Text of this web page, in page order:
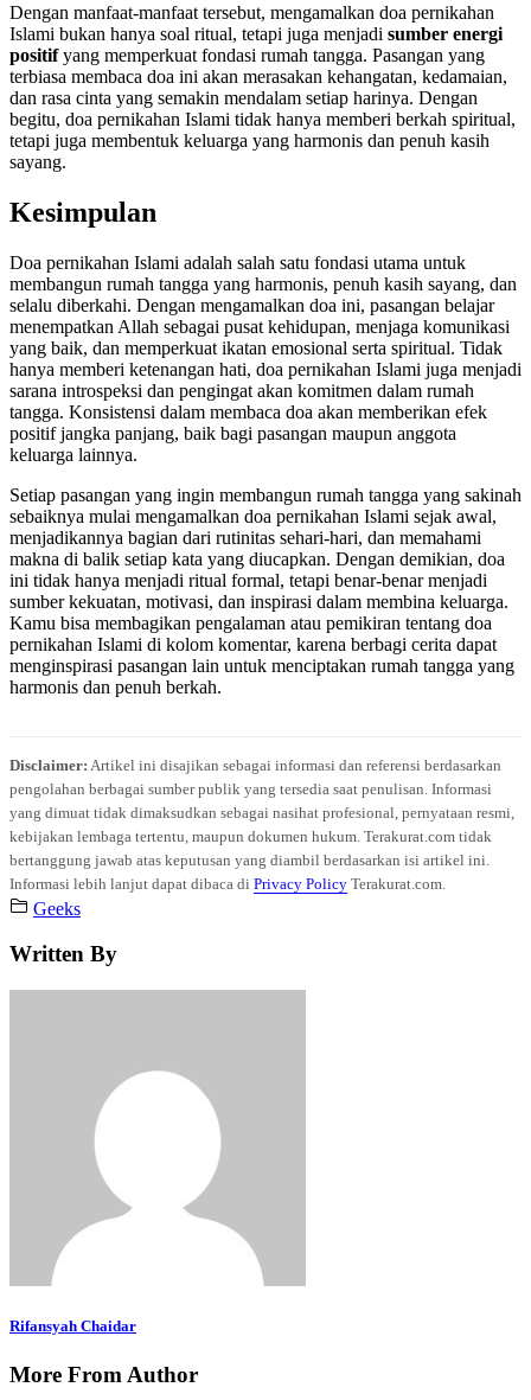
Dengan manfaat-manfaat tersebut, mengamalkan doa pernikahan
Islami bukan hanya soal ritual, tetapi juga menjadi sumber energi
positifyang memperkuat fondasi rumah tangga. Pasangan yang
terbiasa membaca doa ini akan merasakan kehangatan, kedamaian,
dan rasa cinta yang semakin mendalam setiap harinya. Dengan
begitu, doa pernikahan Islami tidak hanya memberi berkah spiritual,
tetapi juga membentuk keluarga yang harmonis dan penuh kasih
sayang.
Kesimpulan
Doa pernikahan Islami adalah salah satu fondasi utama untuk
membangun rumah tangga yang harmonis, penuh kasih sayang, dan
selalu diberkahi. Dengan mengamalkan doa ini, pasangan belajar
menempatkan Allah sebagai pusat kehidupan, menjaga komunikasi
yang baik, dan memperkuat ikatan emosional serta spiritual. Tidak
hanya memberi ketenangan hati, doa pernikahan Islami juga menjadi
sarana introspeksi dan pengingat akan komitmen dalam rumah
tangga. Konsistensi dalam membaca doa akan memberikan efek
positif jangka panjang, baik bagi pasangan maupun anggota
keluarga lainnya.
Setiap pasangan yang ingin membangun rumah tangga yang sakinah
sebaiknya mulai mengamalkan doa pernikahan Islami sejak awal,
menjadikannya bagian dari rutinitas sehari-hari, dan memahami
makna di balik setiap kata yang diucapkan. Dengan demikian, doa
ini tidak hanya menjadi ritual formal, tetapi benar-benar menjadi
sumber kekuatan, motivasi, dan inspirasi dalam membina keluarga.
Kamu bisa membagikan pengalaman atau pemikiran tentang doa
pernikahan Islami di kolom komentar, karena berbagi cerita dapat
menginspirasi pasangan lain untuk menciptakan rumah tangga yang
harmonis dan penuh berkah.
Disclaimer: Artikel ini disajikan sebagai informasi dan referensi berdasarkan
pengolahan berbagai sumber publik yang tersedia saat penulisan. Informasi
yang dimuat tidak dimaksudkan sebagai nasihat profesional, pernyataan resmi,
kebijakan lembaga tertentu, maupun dokumen hukum. Terakurat.com tidak
bertanggung jawab atas keputusan yang diambil berdasarkan isi artikel ini.
Informasi lebih lanjut dapat dibaca di Privacy Policy Terakurat.com.
Geeks
Written By
Rifansyah Chaidar
More From Author